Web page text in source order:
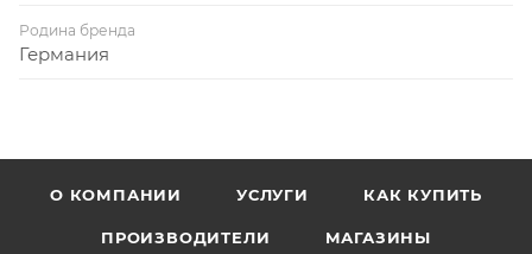
Родина бренда
Германия
О КОМПАНИИ УСЛУГИ КАК КУПИТЬ
ПРОИЗВОДИТЕЛИ МАГАЗИНЫ